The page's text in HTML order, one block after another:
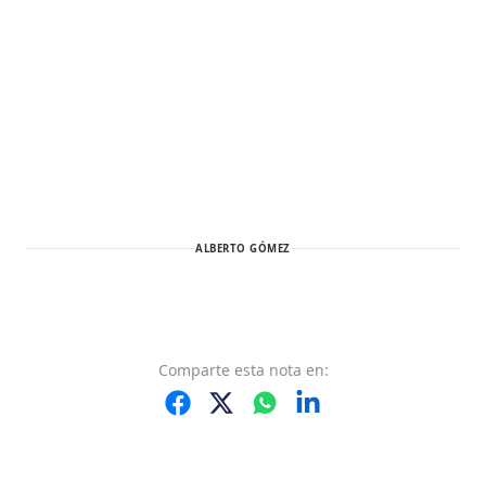
ALBERTO GÓMEZ
Comparte esta nota en: